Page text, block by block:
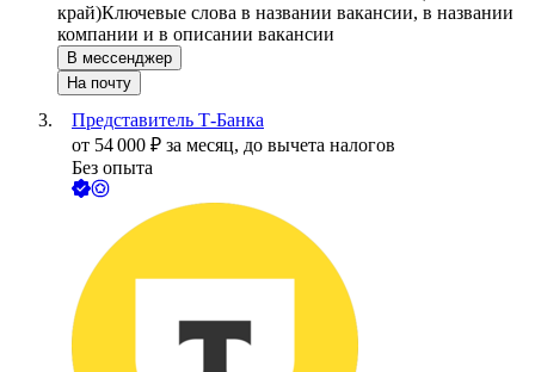
край)Ключевые слова в названии вакансии, в названии
компании и в описании вакансии
В мессенджер
На почту
Представитель Т-Банка
от 54 000 ₽ за месяц, до вычета налогов
Без опыта